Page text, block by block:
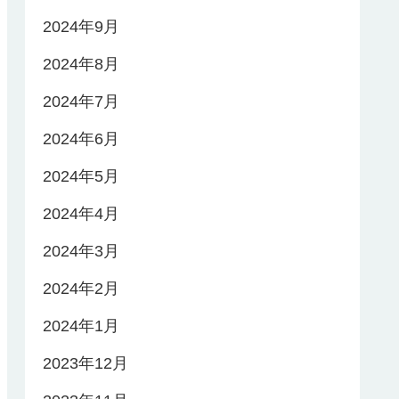
2024年9月
2024年8月
2024年7月
2024年6月
2024年5月
2024年4月
2024年3月
2024年2月
2024年1月
2023年12月